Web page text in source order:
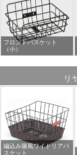
フロントバスケット
（小）
リ
編込み籐風ワイドリアバ
スケット